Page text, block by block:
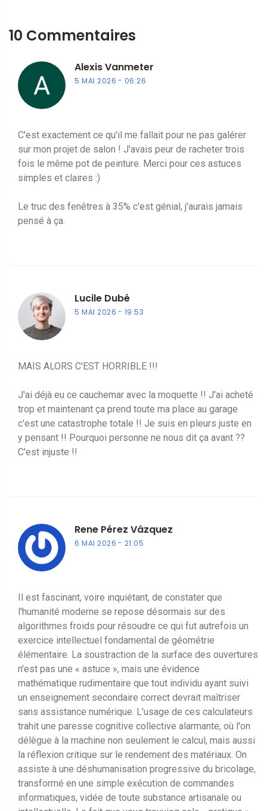
10 Commentaires
Alexis Vanmeter
5 MAI 2026 06:26
C'est exactement ce qu'il me fallait pour ne pas galérer
sur mon projet de salon ! J'avais peur de racheter trois
fois le même pot de peinture. Merci pour ces astuces
simples et claires :)
Le truc des fenêtres à 35% c'est génial, j'aurais jamais
pensé à ça.
Lucile Dubé
5 MAI 2026 19:53
MAIS ALORS C'EST HORRIBLE !!!
J'ai déjà eu ce cauchemar avec la moquette !! J'ai acheté
trop et maintenant ça prend toute ma place au garage
c'est une catastrophe totale !! Je suis en pleurs juste en
y pensant !! Pourquoi personne ne nous dit ça avant ??
C'est injuste !!
Rene Pérez Vázquez
6 MAI 2026 21:05
Il est fascinant, voire inquiétant, de constater que
l'humanité moderne se repose désormais sur des
algorithmes froids pour résoudre ce qui fut autrefois un
exercice intellectuel fondamental de géométrie
élémentaire. La soustraction de la surface des ouvertures
n'est pas une « astuce », mais une évidence
mathématique rudimentaire que tout individu ayant suivi
un enseignement secondaire correct devrait maîtriser
sans assistance numérique. L'usage de ces calculateurs
trahit une paresse cognitive collective alarmante, où l'on
délègue à la machine non seulement le calcul, mais aussi
la réflexion critique sur le rendement des matériaux. On
assiste à une déshumanisation progressive du bricolage,
transformé en une simple exécution de commandes
informatiques, vidée de toute substance artisanale ou